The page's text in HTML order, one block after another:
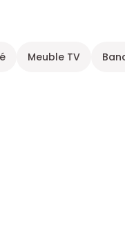
Meuble TV